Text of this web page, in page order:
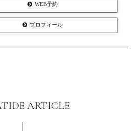
WEB予約
プロフィール
ARTICLE